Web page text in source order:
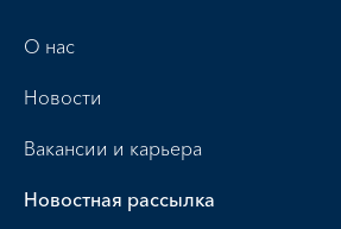
О нас
Новости
Вакансии и карьера
Новостная рассылка